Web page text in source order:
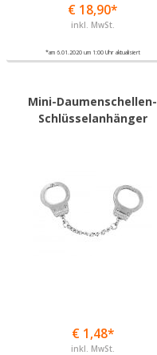
€ 18,90*
inkl. MwSt.
*am 6.01.2020 um 1:00 Uhr aktualisiert
Mini-Daumenschellen-
Schlüsselanhänger
€ 1,48*
inkl. MwSt.